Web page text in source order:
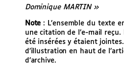
Dominique MARTIN »
Note : L’ensemble du texte
une citation de l’e-mail
été insérées y étaient
d’illustration en haut de
d’archive.